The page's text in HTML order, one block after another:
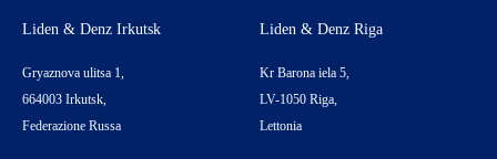
Liden & Denz Irkutsk
Gryaznova ulitsa 1,
664003 Irkutsk,
Federazione Russa
Liden & Denz Riga
Kr Barona iela 5,
LV-1050 Riga,
Lettonia